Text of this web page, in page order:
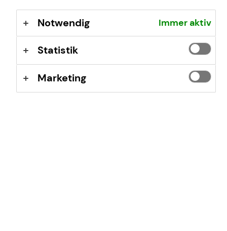
15:00
16:00
17:00
Notwendig Immer aktiv
Statistik
Marketing